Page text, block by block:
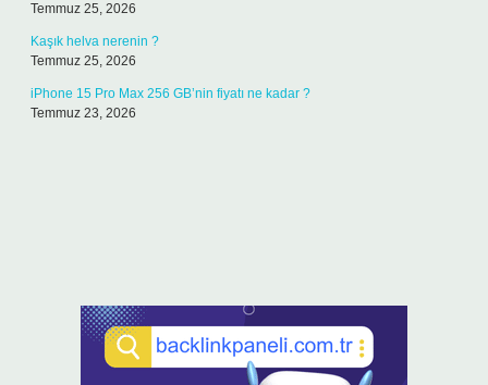
Temmuz 25, 2026
Kaşık helva nerenin ?
Temmuz 25, 2026
iPhone 15 Pro Max 256 GB’nin fiyatı ne kadar ?
Temmuz 23, 2026